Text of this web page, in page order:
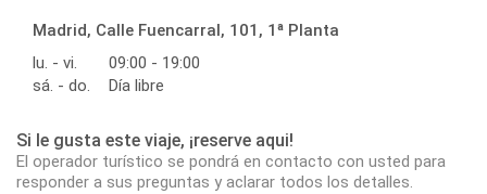
Madrid, Calle Fuencarral, 101, 1ª Planta
lu. - vi.
09:00 - 19:00
sá. - do.
Día libre
Si le gusta este viaje, ¡reserve aqui!
El operador turístico se pondrá en contacto con usted para
responder a sus preguntas y aclarar todos los detalles.